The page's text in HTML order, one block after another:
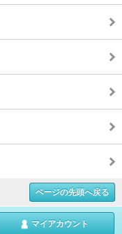
ページの先頭へ戻る
マイアカウント